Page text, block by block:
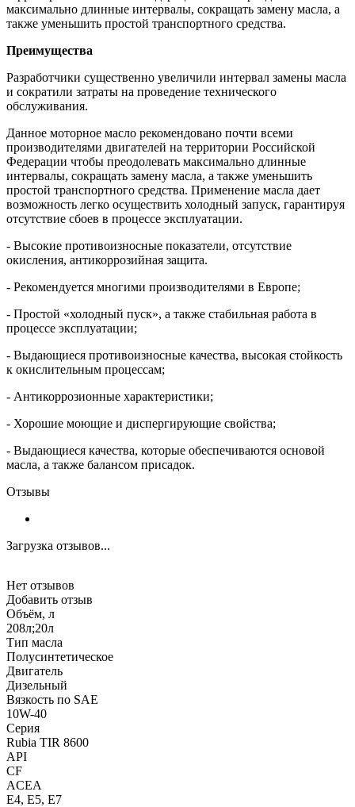
максимально длинные интервалы, сокращать замену масла, а
также уменьшить простой транспортного средства.
Преимущества
Разработчики существенно увеличили интервал замены масла
и сократили затраты на проведение технического
обслуживания.
Данное моторное масло рекомендовано почти всеми
производителями двигателей на территории Российской
Федерации чтобы преодолевать максимально длинные
интервалы, сокращать замену масла, а также уменьшить
простой транспортного средства. Применение масла дает
возможность легко осуществить холодный запуск, гарантируя
отсутствие сбоев в процессе эксплуатации.
- Высокие противоизносные показатели, отсутствие
окисления, антикоррозийная защита.
- Рекомендуется многими производителями в Европе;
- Простой «холодный пуск», а также стабильная работа в
процессе эксплуатации;
- Выдающиеся противоизносные качества, высокая стойкость
к окислительным процессам;
- Антикоррозионные характеристики;
- Хорошие моющие и диспергирующие свойства;
- Выдающиеся качества, которые обеспечиваются основой
масла, а также балансом присадок.
Отзывы
Загрузка отзывов...
Нет отзывов
Добавить отзыв
Объём, л
208л;20л
Тип масла
Полусинтетическое
Двигатель
Дизельный
Вязкость по SAE
10W-40
Серия
Rubia TIR 8600
API
CF
ACEA
E4, E5, E7